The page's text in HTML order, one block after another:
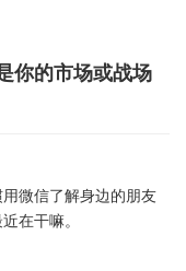
你的市场或战场
微信了解身边的朋友
在干嘛。